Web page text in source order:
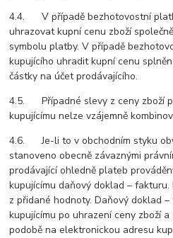
4.4. V případě bezhotovostní
uhrazovat kupní cenu zboží
symbolu platby. V případě
kupujícího uhradit kupní cenu
částky na účet prodávajícího.
4.5. Případné slevy z ceny zboží
kupujícímu nelze vzájemně
4.6. Je-li to v obchodním styku
stanoveno obecně závaznými
prodávající ohledně plateb
kupujícímu daňový doklad –
z přidané hodnoty. Daňový doklad
kupujícímu po uhrazení ceny zboží
podobě na elektronickou adresu